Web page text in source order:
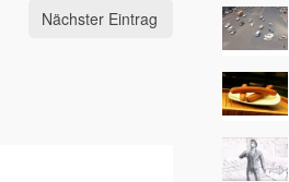
Nächster Eintrag